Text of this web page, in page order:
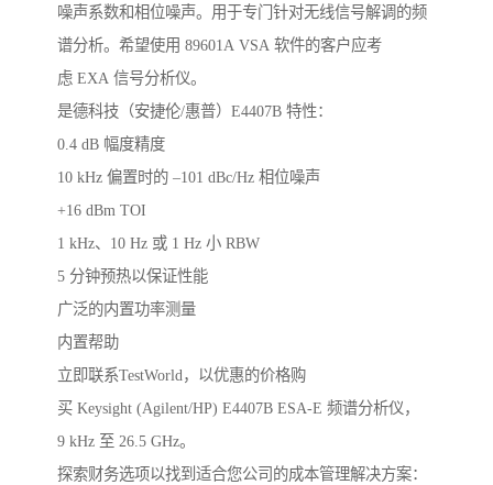
噪声系数和相位噪声。用于专门针对无线信号解调的频
谱分析。希望使用 89601A VSA 软件的客户应考
虑 EXA 信号分析仪。
是德科技（安捷伦/惠普）E4407B 特性：
0.4 dB 幅度精度
10 kHz 偏置时的 –101 dBc/Hz 相位噪声
+16 dBm TOI
1 kHz、10 Hz 或 1 Hz 小 RBW
5 分钟预热以保证性能
广泛的内置功率测量
内置帮助
立即联系TestWorld，以优惠的价格购
买 Keysight (Agilent/HP) E4407B ESA-E 频谱分析仪，
9 kHz 至 26.5 GHz。
探索财务选项以找到适合您公司的成本管理解决方案：